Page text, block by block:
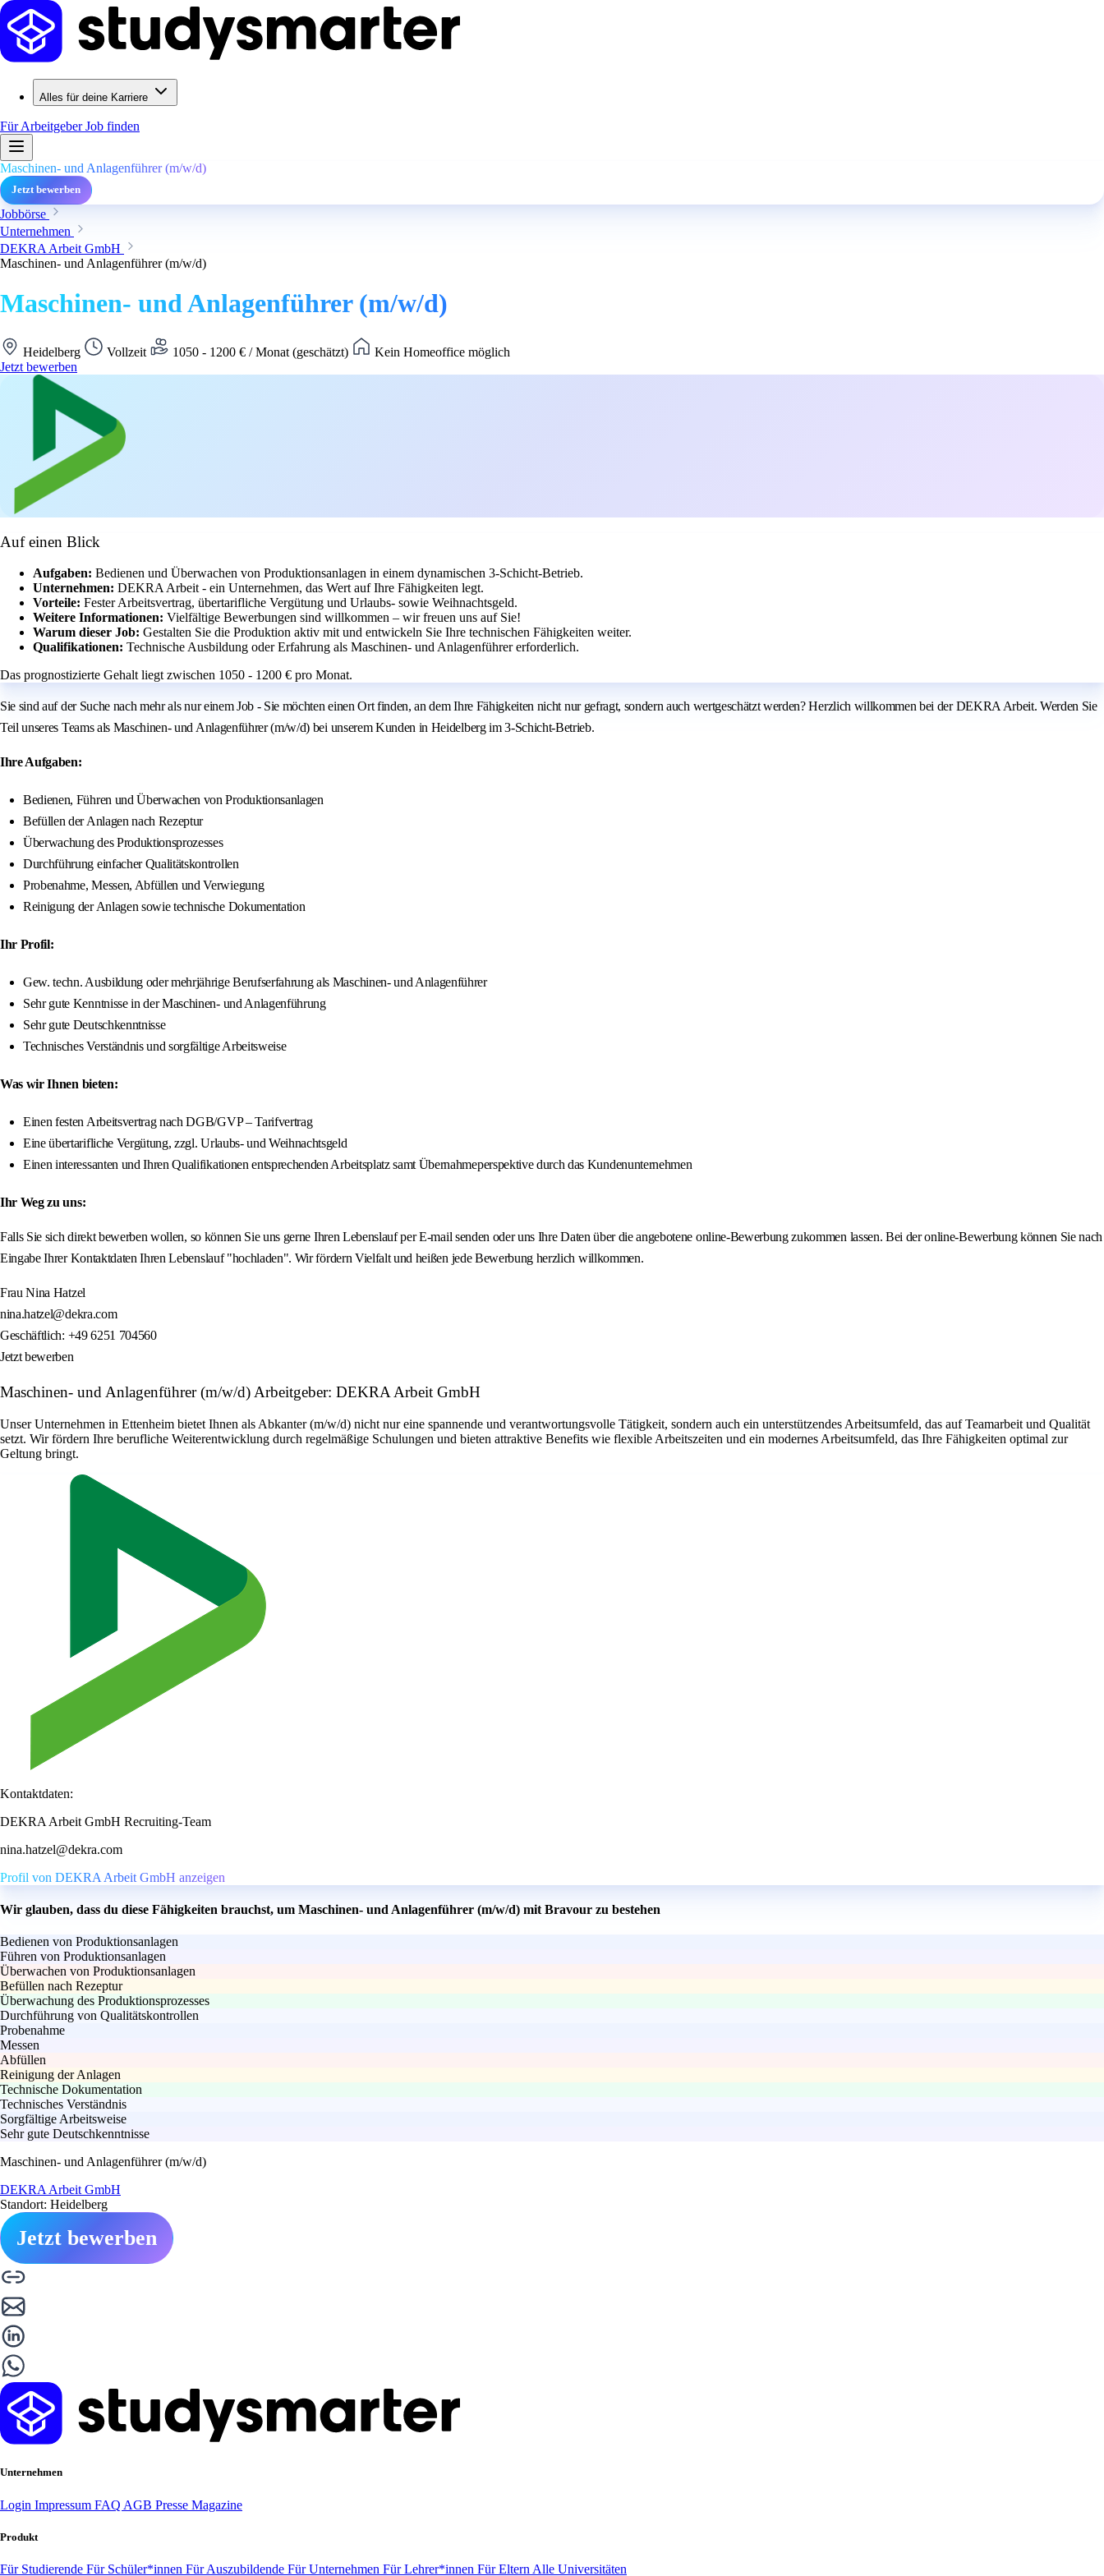
Alles für deine Karriere
Für ArbeitgeberJob finden
Maschinen- und Anlagenführer (m/w/d)
Jetzt bewerben
Jobbörse
Unternehmen
DEKRA Arbeit GmbH
Maschinen- und Anlagenführer (m/w/d)
Maschinen- und Anlagenführer (m/w/d)
Heidelberg Vollzeit 1050 - 1200 € / Monat (geschätzt)
Kein Homeoffice möglich
Jetzt bewerben
Auf einen Blick
Aufgaben: Bedienen und Überwachen von Produktionsanlagen in einem dynamischen 3-Schicht-Betrieb.
Unternehmen: DEKRA Arbeit - ein Unternehmen, das Wert auf Ihre Fähigkeiten legt.
Vorteile: Fester Arbeitsvertrag, übertarifliche Vergütung und Urlaubs- sowie Weihnachtsgeld.
Weitere Informationen: Vielfältige Bewerbungen sind willkommen – wir freuen uns auf Sie!
Warum dieser Job: Gestalten Sie die Produktion aktiv mit und entwickeln Sie Ihre technischen Fähigkeiten weiter.
Qualifikationen: Technische Ausbildung oder Erfahrung als Maschinen- und Anlagenführer erforderlich.
Das prognostizierte Gehalt liegt zwischen 1050 - 1200 € pro Monat.
Sie sind auf der Suche nach mehr als nur einem Job - Sie möchten einen Ort finden, an dem Ihre Fähigkeiten nicht nur gefragt, sondern auch wertgeschätzt werden? Herzlich willkommen bei der DEKRA Arbeit. Werden Sie
Teil unseres Teams als Maschinen- und Anlagenführer (m/w/d) bei unserem Kunden in Heidelberg im 3-Schicht-Betrieb.
Ihre Aufgaben:
Bedienen, Führen und Überwachen von Produktionsanlagen
Befüllen der Anlagen nach Rezeptur
Überwachung des Produktionsprozesses
Durchführung einfacher Qualitätskontrollen
Probenahme, Messen, Abfüllen und Verwiegung
Reinigung der Anlagen sowie technische Dokumentation
Ihr Profil:
Gew. techn. Ausbildung oder mehrjährige Berufserfahrung als Maschinen- und Anlagenführer
Sehr gute Kenntnisse in der Maschinen- und Anlagenführung
Sehr gute Deutschkenntnisse
Technisches Verständnis und sorgfältige Arbeitsweise
Was wir Ihnen bieten:
Einen festen Arbeitsvertrag nach DGB/GVP – Tarifvertrag
Eine übertarifliche Vergütung, zzgl. Urlaubs- und Weihnachtsgeld
Einen interessanten und Ihren Qualifikationen entsprechenden Arbeitsplatz samt Übernahmeperspektive durch das Kundenunternehmen
Ihr Weg zu uns:
Falls Sie sich direkt bewerben wollen, so können Sie uns gerne Ihren Lebenslauf per E-mail senden oder uns Ihre Daten über die angebotene online-Bewerbung zukommen lassen. Bei der online-Bewerbung können Sie nach
Eingabe Ihrer Kontaktdaten Ihren Lebenslauf "hochladen". Wir fördern Vielfalt und heißen jede Bewerbung herzlich willkommen.
Frau Nina Hatzel
nina.hatzel@dekra.com
Geschäftlich: +49 6251 704560
Jetzt bewerben
Maschinen- und Anlagenführer (m/w/d) Arbeitgeber: DEKRA Arbeit GmbH
Unser Unternehmen in Ettenheim bietet Ihnen als Abkanter (m/w/d) nicht nur eine spannende und verantwortungsvolle Tätigkeit, sondern auch ein unterstützendes Arbeitsumfeld, das auf Teamarbeit und Qualität
setzt. Wir fördern Ihre berufliche Weiterentwicklung durch regelmäßige Schulungen und bieten attraktive Benefits wie flexible Arbeitszeiten und ein modernes Arbeitsumfeld, das Ihre Fähigkeiten optimal zur
Geltung bringt.
Kontaktdaten:
DEKRA Arbeit GmbH Recruiting-Team
nina.hatzel@dekra.com
Profil von DEKRA Arbeit GmbH anzeigen
Wir glauben, dass du diese Fähigkeiten brauchst, um Maschinen- und Anlagenführer (m/w/d) mit Bravour zu bestehen
Bedienen von Produktionsanlagen
Führen von Produktionsanlagen
Überwachen von Produktionsanlagen
Befüllen nach Rezeptur
Überwachung des Produktionsprozesses
Durchführung von Qualitätskontrollen
Probenahme
Messen
Abfüllen
Reinigung der Anlagen
Technische Dokumentation
Technisches Verständnis
Sorgfältige Arbeitsweise
Sehr gute Deutschkenntnisse
Maschinen- und Anlagenführer (m/w/d)
DEKRA Arbeit GmbH
Standort: Heidelberg
Jetzt bewerben
Unternehmen
Login Impressum FAQ AGB Presse Magazine
Produkt
Für Studierende Für Schüler*innen Für Auszubildende Für Unternehmen Für Lehrer*innen Für Eltern Alle Universitäten